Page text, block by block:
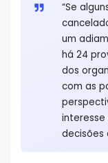
“Se
um
há 24
dos
com as
interesse
decisões